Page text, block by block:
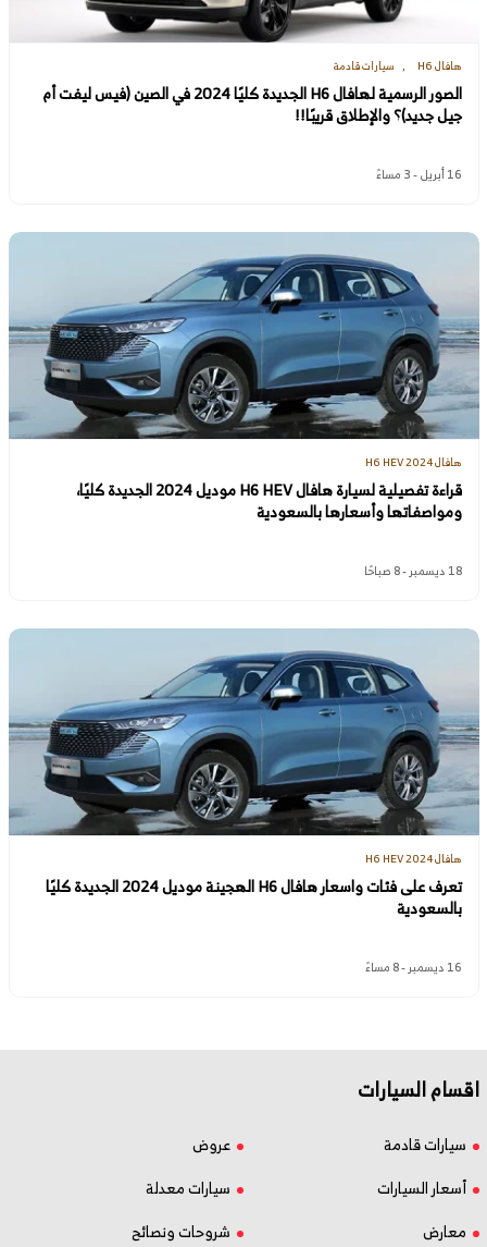
هافال H6 سيارات قادمة
الصور الرسمية لهافال H6 الجديدة كليًا 2024 في الصين (فيس ليفت أم
جيل جديد)؟ والإطلاق قريبًا!!
16 أبريل - 3 مساءً
هافال H6 HEV 2024
قراءة تفصيلية لسيارة هافال H6 HEV موديل 2024 الجديدة كليًا،
ومواصفاتها وأسعارها بالسعودية
18 ديسمبر - 8 صباحًا
هافال H6 HEV 2024
تعرف على فئات واسعار هافال H6 الهجينة موديل 2024 الجديدة كليًا
بالسعودية
16 ديسمبر - 8 مساءً
اقسام السيارات
سيارات قادمة
عروض
أسعار السيارات
سيارات معدلة
معارض
شروحات ونصائح